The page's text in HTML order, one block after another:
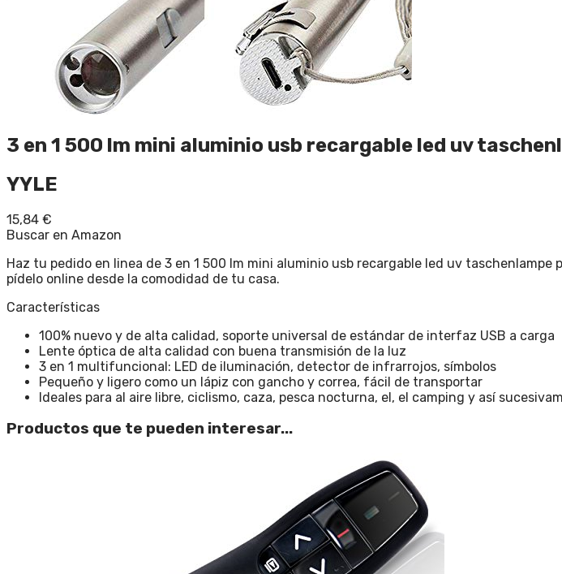
3 en 1 500 lm mini aluminio usb recargable led uv
YYLE
15,84 €
Buscar en Amazon
Haz tu pedido en linea de 3 en 1 500 lm mini aluminio usb recargable led uv
pídelo online desde la comodidad de tu casa.
Características
100% nuevo y de alta calidad, soporte universal de estándar de interfaz USB a carga
Lente óptica de alta calidad con buena transmisión de la luz
3 en 1 multifuncional: LED de iluminación, detector de infrarrojos, símbolos
Pequeño y ligero como un lápiz con gancho y correa, fácil de transportar
Ideales para al aire libre, ciclismo, caza, pesca nocturna, el, el camping y así
Productos que te pueden interesar...